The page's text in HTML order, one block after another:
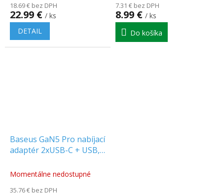
18.69 € bez DPH
22.99 € / ks
DETAIL
7.31 € bez DPH
8.99 € / ks
Do košíka
Baseus GaN5 Pro nabíjací
adaptér 2xUSB-C + USB,
Momentálne nedostupné
35.76 € bez DPH